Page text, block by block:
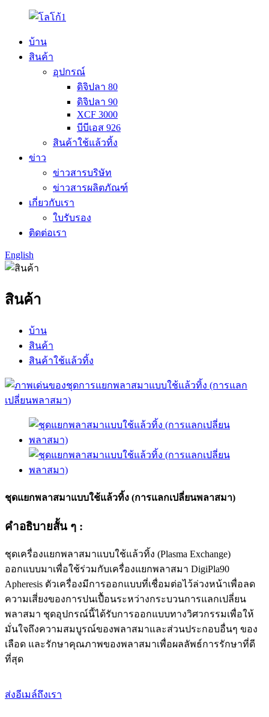
บ้าน
สินค้า
อุปกรณ์
ดิจิปลา 80
ดิจิปลา 90
XCF 3000
บีบีเอส 926
สินค้าใช้แล้วทิ้ง
ข่าว
ข่าวสารบริษัท
ข่าวสารผลิตภัณฑ์
เกี่ยวกับเรา
ใบรับรอง
ติดต่อเรา
English
สินค้า
บ้าน
สินค้า
สินค้าใช้แล้วทิ้ง
ชุดแยกพลาสมาแบบใช้แล้วทิ้ง (การแลกเปลี่ยนพลาสมา)
คำอธิบายสั้น ๆ :
ชุดเครื่องแยกพลาสมาแบบใช้แล้วทิ้ง (Plasma Exchange)
ออกแบบมาเพื่อใช้ร่วมกับเครื่องแยกพลาสมา DigiPla90
Apheresis ตัวเครื่องมีการออกแบบที่เชื่อมต่อไว้ล่วงหน้าเพื่อลด
ความเสี่ยงของการปนเปื้อนระหว่างกระบวนการแลกเปลี่ยน
พลาสมา ชุดอุปกรณ์นี้ได้รับการออกแบบทางวิศวกรรมเพื่อให้
มั่นใจถึงความสมบูรณ์ของพลาสมาและส่วนประกอบอื่นๆ ของ
เลือด และรักษาคุณภาพของพลาสมาเพื่อผลลัพธ์การรักษาที่ดี
ที่สุด
ส่งอีเมล์ถึงเรา